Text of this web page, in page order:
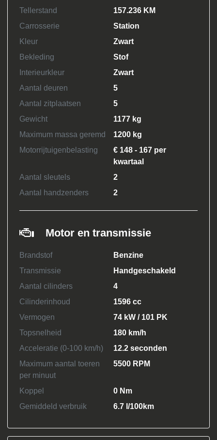
Tellerstand
157.236 KM
Carrosserie
Station
Kleur
Zwart
Bekleding
Stof
Interieurkleur
Zwart
Aantal deuren
5
Aantal zitplaatsen
5
Gewicht
1177 kg
Maximum massa geremd
1200 kg
Motorrijtuigenbelasting
€ 148 - 167 per
kwartaal
Aantal sleutels
2
Aantal handzenders
2
Motor en transmissie
Brandstof
Benzine
Transmissie
Handgeschakeld
Aantal cilinders
4
Cilinderinhoud
1596 cc
Vermogen
74 kW / 101 PK
Topsnelheid
180 km/h
Acceleratie (0-100 km/h)
12.2 seconden
Maximum aantal toeren
per minuut
5500 RPM
Koppel
0 Nm
Gemiddeld verbruik
6.7 l/100km